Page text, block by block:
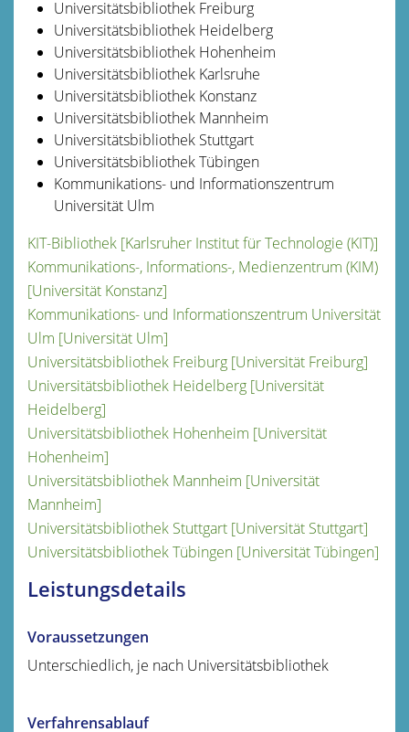
Universitätsbibliothek Freiburg
Universitätsbibliothek Heidelberg
Universitätsbibliothek Hohenheim
Universitätsbibliothek Karlsruhe
Universitätsbibliothek Konstanz
Universitätsbibliothek Mannheim
Universitätsbibliothek Stuttgart
Universitätsbibliothek Tübingen
Kommunikations- und Informationszentrum
Universität Ulm
KIT-Bibliothek [Karlsruher Institut für Technologie (KIT)]
Kommunikations-, Informations-, Medienzentrum (KIM)
[Universität Konstanz]
Kommunikations- und Informationszentrum Universität
Ulm [Universität Ulm]
Universitätsbibliothek Freiburg [Universität Freiburg]
Universitätsbibliothek Heidelberg [Universität
Heidelberg]
Universitätsbibliothek Hohenheim [Universität
Hohenheim]
Universitätsbibliothek Mannheim [Universität
Mannheim]
Universitätsbibliothek Stuttgart [Universität Stuttgart]
Universitätsbibliothek Tübingen [Universität Tübingen]
Leistungsdetails
Voraussetzungen
Unterschiedlich, je nach Universitätsbibliothek
Verfahrensablauf